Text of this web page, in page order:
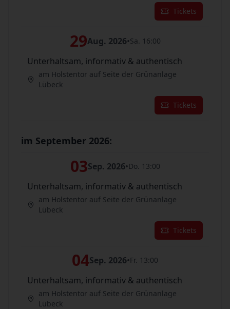
Tickets
29Aug. 2026•Sa. 16:00
Unterhaltsam, informativ & authentisch
am Holstentor auf Seite der Grünanlage
Lübeck
Tickets
im September 2026:
03Sep. 2026•Do. 13:00
Unterhaltsam, informativ & authentisch
am Holstentor auf Seite der Grünanlage
Lübeck
Tickets
04Sep. 2026•Fr. 13:00
Unterhaltsam, informativ & authentisch
am Holstentor auf Seite der Grünanlage
Lübeck